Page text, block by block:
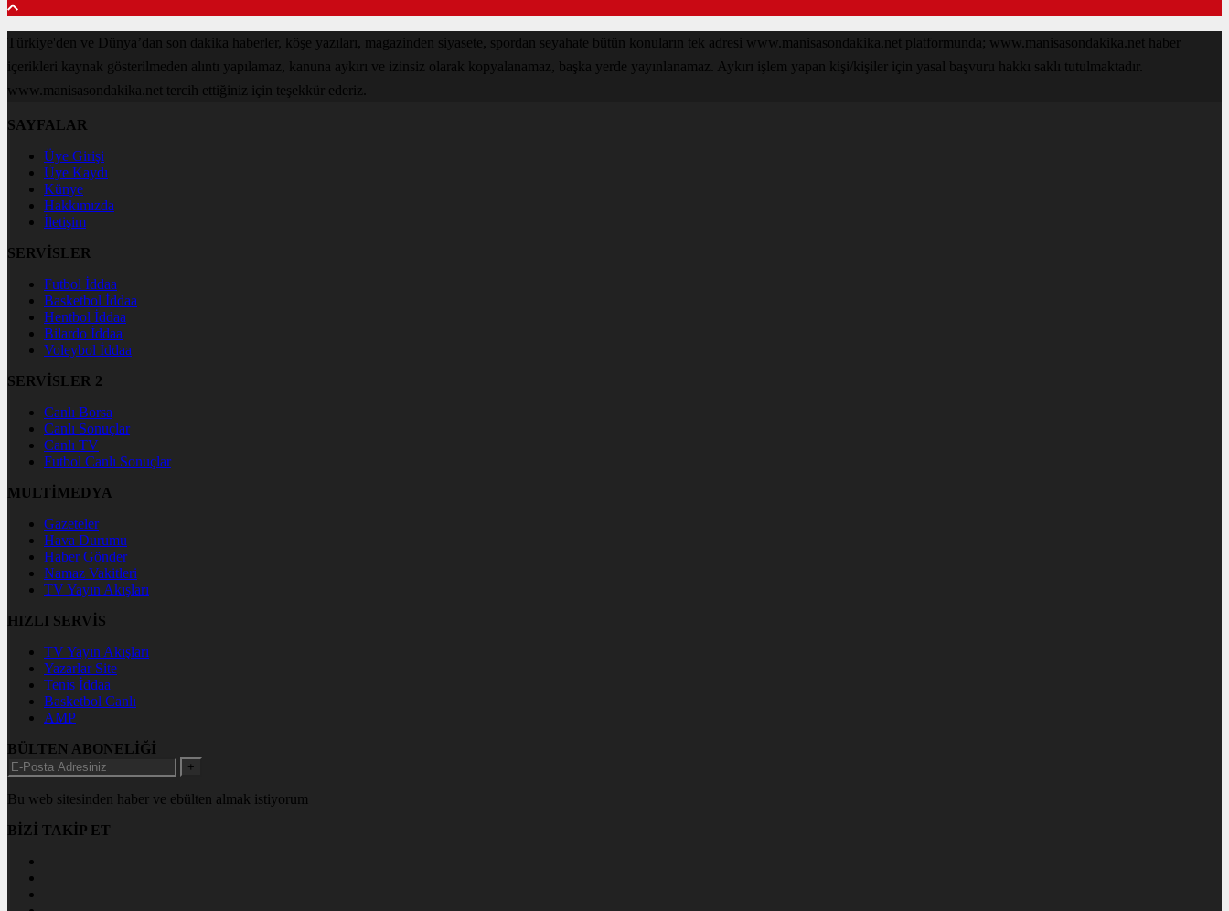
Türkiye'den ve Dünya’dan son dakika haberler, köşe yazıları, magazinden siyasete, spordan seyahate bütün konuların tek adresi www.manisasondakika.net platformunda; www.manisasondakika.net haber
içerikleri kaynak gösterilmeden alıntı yapılamaz, kanuna aykırı ve izinsiz olarak kopyalanamaz, başka yerde yayınlanamaz. Aykırı işlem yapan kişi/kişiler için yasal başvuru hakkı saklı tutulmaktadır.
www.manisasondakika.net tercih ettiğiniz için teşekkür ederiz.
SAYFALAR
Üye Girişi
Üye Kaydı
Künye
Hakkımızda
İletişim
SERVİSLER
Futbol İddaa
Basketbol İddaa
Hentbol İddaa
Bilardo İddaa
Voleybol İddaa
SERVİSLER 2
Canlı Borsa
Canlı Sonuçlar
Canlı TV
Futbol Canlı Sonuçlar
MULTİMEDYA
Gazeteler
Hava Durumu
Haber Gönder
Namaz Vakitleri
TV Yayın Akışları
HIZLI SERVİS
TV Yayın Akışları
Yazarlar Site
Tenis İddaa
Basketbol Canlı
AMP
BÜLTEN ABONELİĞİ
+
Bu web sitesinden haber ve ebülten almak istiyorum
BİZİ TAKİP ET